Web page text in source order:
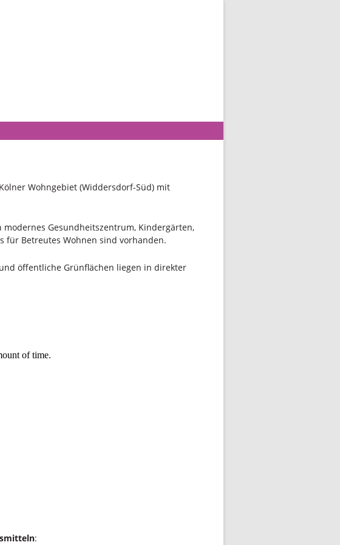
Wohngebiet (Widdersdorf-Süd) mit
modernes Gesundheitszentrum, Kindergärten,
für Betreutes Wohnen sind vorhanden.
öffentliche Grünflächen liegen in direkter
: